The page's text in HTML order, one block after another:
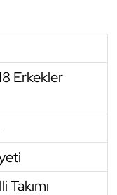
Erkekler
Takımı